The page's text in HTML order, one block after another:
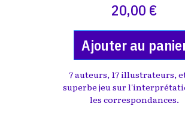
20,00 €
Ajouter au
7 auteurs, 17 illustrateurs,
superbe jeu sur
les correspondances.